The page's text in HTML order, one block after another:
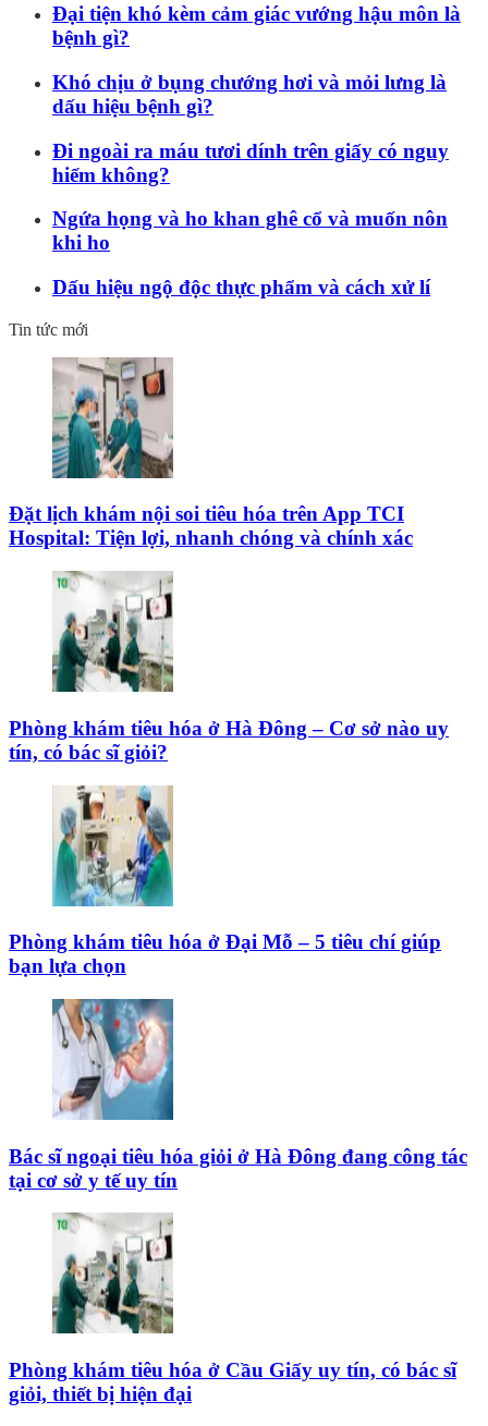
Đại tiện khó kèm cảm giác vướng hậu môn là
bệnh gì?
Khó chịu ở bụng chướng hơi và mỏi lưng là
dấu hiệu bệnh gì?
Đi ngoài ra máu tươi dính trên giấy có nguy
hiểm không?
Ngứa họng và ho khan ghê cổ và muốn nôn
khi ho
Dấu hiệu ngộ độc thực phẩm và cách xử lí
Tin tức mới
Đặt lịch khám nội soi tiêu hóa trên App TCI
Hospital: Tiện lợi, nhanh chóng và chính xác
Phòng khám tiêu hóa ở Hà Đông – Cơ sở nào uy
tín, có bác sĩ giỏi?
Phòng khám tiêu hóa ở Đại Mỗ – 5 tiêu chí giúp
bạn lựa chọn
Bác sĩ ngoại tiêu hóa giỏi ở Hà Đông đang công tác
tại cơ sở y tế uy tín
Phòng khám tiêu hóa ở Cầu Giấy uy tín, có bác sĩ
giỏi, thiết bị hiện đại